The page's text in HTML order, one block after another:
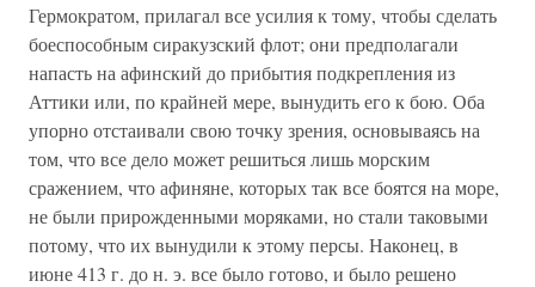
Гермократом, прилагал все усилия к тому, чтобы сделать
боеспособным сиракузский флот; они предполагали
напасть на афинский до прибытия подкрепления из
Аттики или, по крайней мере, вынудить его к бою. Оба
упорно отстаивали свою точку зрения, основываясь на
том, что все дело может решиться лишь морским
сражением, что афиняне, которых так все боятся на море,
не были прирожденными моряками, но стали таковыми
потому, что их вынудили к этому персы. Наконец, в
июне 413 г. до н. э. все было готово, и было решено